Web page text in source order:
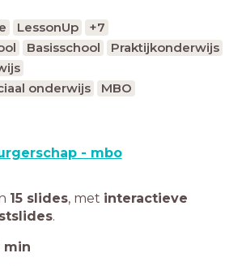
LessonUp
+7
Basisschool
Praktijkonderwijs
onderwijs
MBO
- mbo
15 slides, met interactieve
.
min